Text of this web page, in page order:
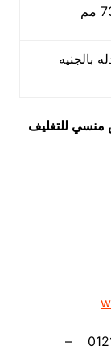
بالجنيه
منسي للتغليف
موبايل: 01211116954 – 01211116955 –